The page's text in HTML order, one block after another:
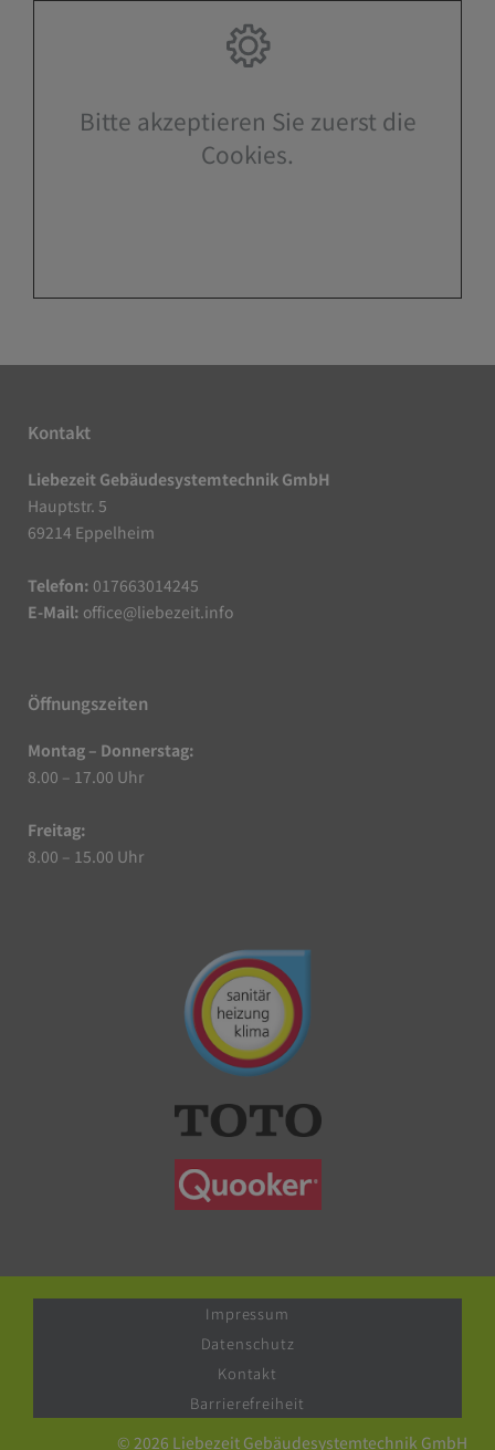
Bitte akzeptieren Sie zuerst die
Cookies.
Kontakt
Liebezeit Gebäudesystemtechnik GmbH
Hauptstr. 5
69214 Eppelheim
Telefon: 017663014245
E-Mail: office@liebezeit.info
Öffnungszeiten
Montag – Donnerstag:
8.00 – 17.00 Uhr
Freitag:
8.00 – 15.00 Uhr
Impressum
Datenschutz
Kontakt
Barrierefreiheit
© 2026 Liebezeit Gebäudesystemtechnik GmbH